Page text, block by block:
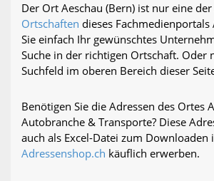
Der Ort Aeschau (Bern) ist nur eine
Ortschaften dieses Fachmedienportals
Sie einfach Ihr gewünschtes
Suche in der richtigen Ortschaft. Oder
Suchfeld im oberen Bereich dieser
Benötigen Sie die Adressen des Ortes
Autobranche & Transporte? Diese
auch als Excel-Datei zum Downloaden
Adressenshop.ch käuflich erwerben.